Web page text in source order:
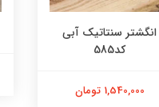
انگشتر سنتاتیک آبی
کد585
1,540,000 تومان